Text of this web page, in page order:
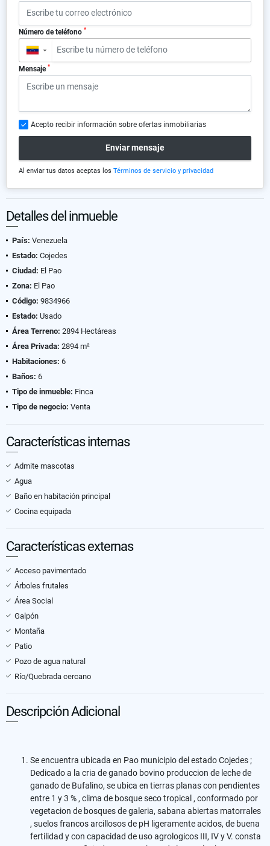
Número de teléfono *
▼
Mensaje *
Acepto recibir información sobre ofertas inmobiliarias
Enviar mensaje
Al enviar tus datos aceptas los Términos de servicio y privacidad
Detalles del inmueble
País: Venezuela
Estado: Cojedes
Ciudad: El Pao
Zona: El Pao
Código: 9834966
Estado: Usado
Área Terreno: 2894 Hectáreas
Área Privada: 2894 m²
Habitaciones: 6
Baños: 6
Tipo de inmueble: Finca
Tipo de negocio: Venta
Características internas
Admite mascotas
Agua
Baño en habitación principal
Cocina equipada
Características externas
Acceso pavimentado
Árboles frutales
Área Social
Galpón
Montaña
Patio
Pozo de agua natural
Río/Quebrada cercano
Descripción Adicional
Se encuentra ubicada en Pao municipio del estado Cojedes ;
Dedicado a la cria de ganado bovino produccion de leche de
ganado de Bufalino, se ubica en tierras planas con pendientes
entre 1 y 3 % , clima de bosque seco tropical , conformado por
vegetacion de bosques de galeria, sabana abiertas matorrales
, suelos francos arcillosos de pH ligeramente acidos, de buena
fertilidad y con capacidad de uso agrologicos III, IV y V. consta